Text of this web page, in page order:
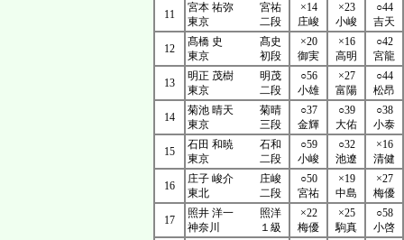
11
宮本 祐弥
東京
宮祐
二段
×14
庄峻
×23
小峻
○44
吉天
12
髙橋 史
東京
髙史
初段
×20
御実
×16
高明
○42
宮龍
13
明正 茂樹
東京
明茂
二段
○56
小雄
×27
富陽
○44
松昂
14
菊池 晴天
東京
菊晴
三段
○37
金輝
○39
大佑
○38
小泰
15
石田 和暁
東京
石和
二段
○59
小峻
○32
池遼
×16
清健
16
庄子 峻介
東北
庄峻
二段
○50
宮祐
×19
中島
×27
梅優
17
照井 洋一
神奈川
照洋
１級
×22
梅優
×25
駒真
○58
小啓